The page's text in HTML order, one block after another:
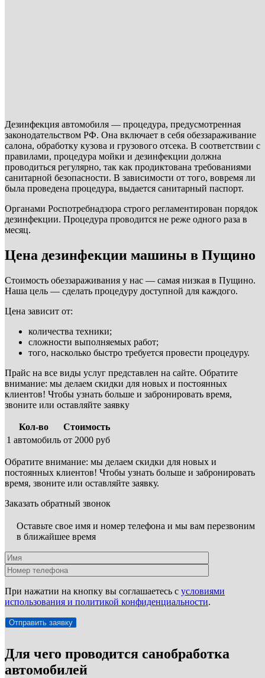
Дезинфекция автомобиля — процедура, предусмотренная
законодательством РФ. Она включает в себя обеззараживание
салона, обработку кузова и грузового отсека. В соответствии с
правилами, процедура мойки и дезинфекции должна
проводиться регулярно, так как продиктована требованиями
санитарной безопасности. В зависимости от того, вовремя ли
была проведена процедура, выдается санитарный паспорт.
Органами Роспотребнадзора строго регламентирован порядок
дезинфекции. Процедура проводится не реже одного раза в
месяц.
Цена дезинфекции машины в Пущино
Стоимость обеззараживания у нас — самая низкая в Пущино.
Наша цель — сделать процедуру доступной для каждого.
Цена зависит от:
количества техники;
сложности выполняемых работ;
того, насколько быстро требуется провести процедуру.
Прайс на все виды услуг представлен на сайте. Обратите
внимание: мы делаем скидки для новых и постоянных
клиентов! Чтобы узнать больше и забронировать время,
звоните или оставляйте заявку
Кол-во
Стоимость
1 автомобиль от 2000 руб
Обратите внимание: мы делаем скидки для новых и
постоянных клиентов! Чтобы узнать больше и забронировать
время, звоните или оставляйте заявку.
Заказать обратный звонок
Оставьте свое имя и номер телефона и мы вам перезвоним
в ближайшее время
При нажатии на кнопку вы соглашаетесь с условиями
использования и политикой конфиденциальности.
Для чего проводится санобработка
автомобилей